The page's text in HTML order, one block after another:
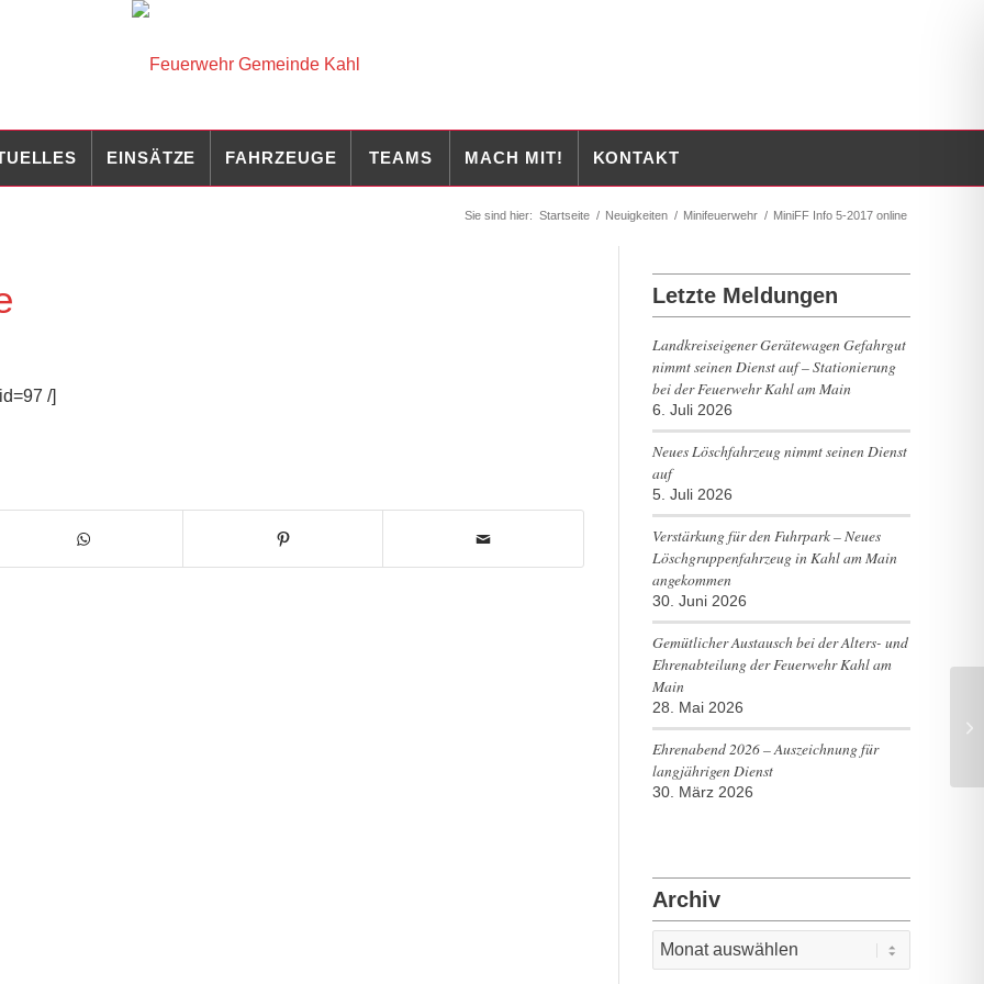
EINSÄTZE FAHRZEUGE TEAMS MACH MIT! KONTAKT
Sie sind hier: Startseite / Neuigkeiten / Minifeuerwehr / MiniFF Info 5-2017 online
/]
Letzte Meldungen
Landkreiseigener Gerätewagen Gefahrgut
nimmt seinen Dienst auf – Stationierung
bei der Feuerwehr Kahl am Main
6. Juli 2026
Neues Löschfahrzeug nimmt seinen Dienst
auf
5. Juli 2026
Verstärkung für den Fuhrpark – Neues
Löschgruppenfahrzeug in Kahl am Main
angekommen
30. Juni 2026
Gemütlicher Austausch bei der Alters- und
Ehrenabteilung der Feuerwehr Kahl am
Main
28. Mai 2026
Ehrenabend 2026 – Auszeichnung für
langjährigen Dienst
30. März 2026
Archiv